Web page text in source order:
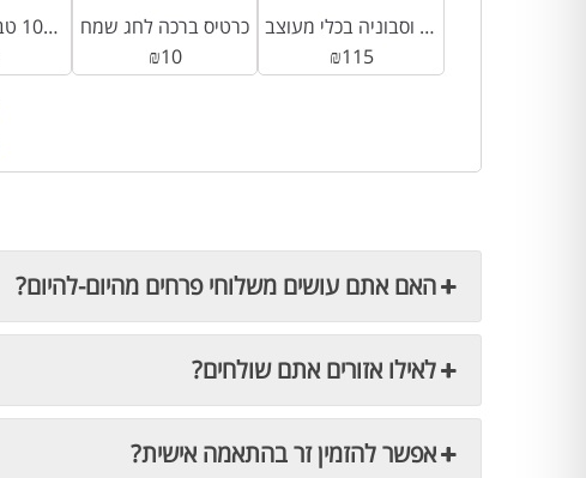
נר סויה 100% טבעי בעבודת יד
כרטיס ברכה לחג שמח
₪10
מארז סבון וסבוניה בכלי מעוצב
₪115
האם אתם עושים משלוחי פרחים מהיום-להיום?
לאילו אזורים אתם שולחים?
אפשר להזמין זר בהתאמה אישית?